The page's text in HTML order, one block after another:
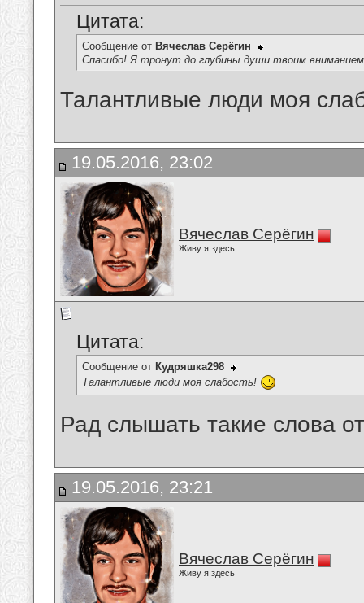
Цитата:
Сообщение от Вячеслав Серёгин
Спасибо! Я тронут до глубины души твоим
Талантливые люди моя
19.05.2016, 23:02
Вячеслав Серёгин
Живу я здесь
Цитата:
Сообщение от Кудряшка298
Талантливые люди моя слабость!
Рад слышать такие слова
19.05.2016, 23:21
Вячеслав Серёгин
Живу я здесь